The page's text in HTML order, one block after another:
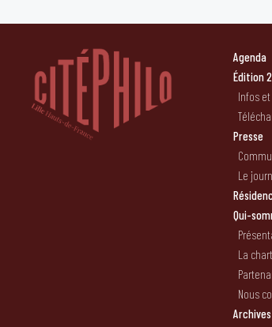
Agenda
Édition
Infos
Presse
Le
Qui-
La
Nous
Archives